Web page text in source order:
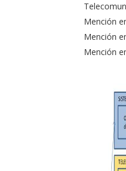
Mención
Mención
Mención